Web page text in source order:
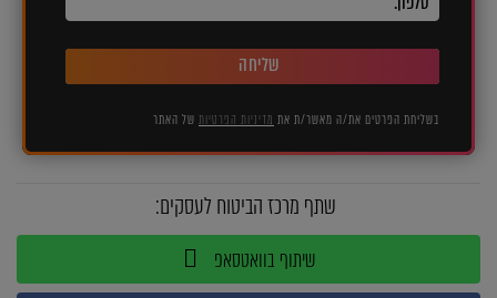
שליחה
בשליחת הפרטים את/ה מאשר/ת את מדיניות הפרטיות של האתר
שתף מרכז הביטוח לעסקים:
שיתוף בוואטסאפ